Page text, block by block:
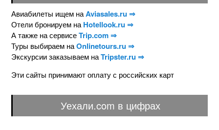
Авиабилеты ищем наAviasales.ru ⇒
Отели бронируем на Hotellook.ru ⇒
А также на сервисеTrip.com ⇒
Туры выбираем наOnlinetours.ru ⇒
Экскурсии заказываем наTripster.ru ⇒
Эти сайты принимают оплату с российских карт
Уехали.com в цифрах